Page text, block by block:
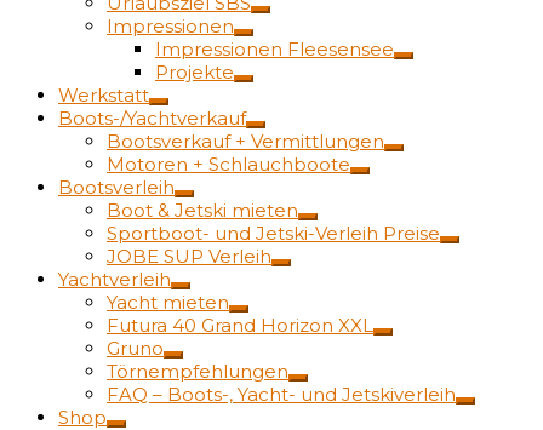
Impressionen
Impressionen Fleesensee
Projekte
Werkstatt
Boots-/Yachtverkauf
Bootsverkauf + Vermittlungen
Motoren + Schlauchboote
Bootsverleih
Boot & Jetski mieten
Sportboot- und Jetski-Verleih Preise
JOBE SUP Verleih
Yachtverleih
Yacht mieten
Futura 40 Grand Horizon XXL
Gruno
Törnempfehlungen
FAQ – Boots-, Yacht- und Jetskiverleih
Shop